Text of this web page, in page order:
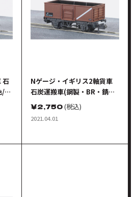
石
/車
Nゲージ・イギリス2軸貨車
石炭運搬車(鋼製・BR・錆色/
車番B171510)
￥2,750(税込)
2021.04.01